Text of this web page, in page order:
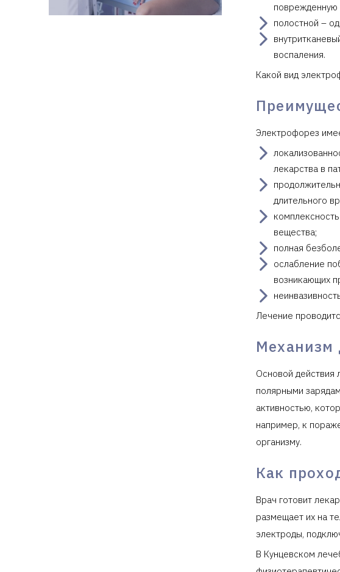
поврежденную
полостной –
воспаления.
Какой вид
Электрофорез
лекарства в
длительного
вещества;
полная
ослабление
возникающих
Лечение
Механизм
Основой действия
полярными
активностью,
например, к
организму.
Как
Врач готовит
размещает их на
электроды,
В Кунцевском